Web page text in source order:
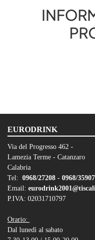
EURODRINK
Via del Progresso 462 -
Lamezia Terme - Catanzaro
Calabria
Tel: 0968/27208 - 0968/
Email:
P.IVA: 02031710797
Orario:
Dal lunedì al sabato